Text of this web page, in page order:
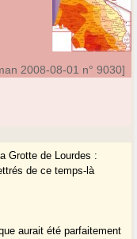
2008-08-01 n° 9030]
Grotte de Lourdes :
de ce temps-là
aurait été parfaitement